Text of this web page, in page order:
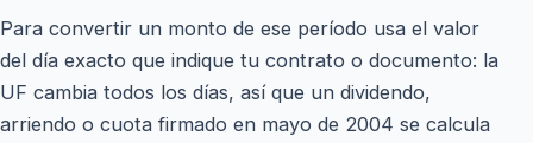
Para convertir un monto de ese período usa el valor
del día exacto que indique tu contrato o documento: la
UF cambia todos los días, así que un dividendo,
arriendo o cuota firmado en mayo de 2004 se calcula